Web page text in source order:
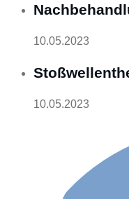
10.05.2023
10.05.2023